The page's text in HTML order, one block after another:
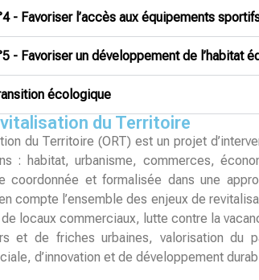
- Favoriser l’accès aux équipements
- Favoriser un développement de l’habitat
écologique
du Territoire
du Territoire (ORT) est un projet
: habitat, urbanisme, commerces,
et formalisée dans une
compte l’ensemble des enjeux de
locaux commerciaux, lutte contre la
et de friches urbaines, valorisation du
d’innovation et de développement